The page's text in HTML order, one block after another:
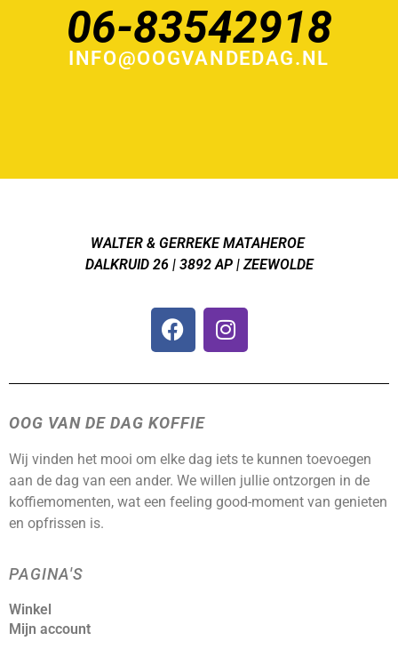
06-83542918
INFO@OOGVANDEDAG.NL
WALTER & GERREKE MATAHEROE
DALKRUID 26 | 3892 AP | ZEEWOLDE
OOG VAN DE DAG KOFFIE
Wij vinden het mooi om elke dag iets te kunnen toevoegen
aan de dag van een ander. We willen jullie ontzorgen in de
koffiemomenten, wat een feeling good-moment van genieten
en opfrissen is.
PAGINA'S
Winkel
Mijn account